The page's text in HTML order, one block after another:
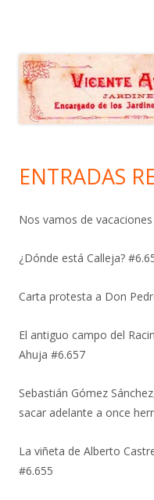
ENTRADAS
Nos vamos de
¿Dónde está Calleja?
Carta protesta a Don
El antiguo campo del
Ahuja #6.657
Sebastián Gómez
sacar adelante a once
La viñeta de Alberto
#6.655